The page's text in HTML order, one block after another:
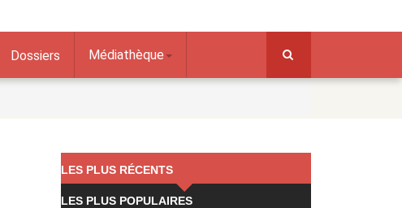
Dossiers Médiathèque
LES PLUS RÉCENTS
LES PLUS POPULAIRES